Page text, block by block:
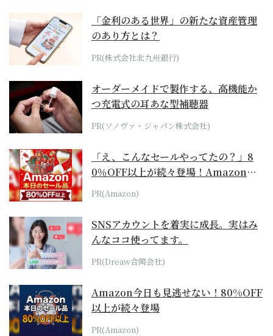
「金利のある世界」の新たな資産管理
のあり方とは？
PR(株式会社北九州銀行)
オーダーメイドで製作する、高機能か
つ充電式の耳あな型補聴器
PR(ソノヴァ・ジャパン株式会社)
「え、こんなセールやってたの？」8
0％OFF以上が続々登場！Amazonの
本気が...
PR(Amazon)
SNSアカウントを着実に成長。実はみ
んなココ使ってます。
PR(Dreaw合同会社)
Amazon今日も見逃せない！80%OFF
以上が続々登場
PR(Amazon)